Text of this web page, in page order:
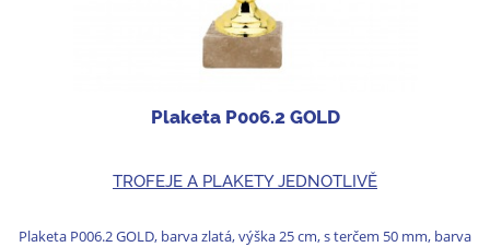
Plaketa P006.2 GOLD
TROFEJE A PLAKETY JEDNOTLIVĚ
Plaketa P006.2 GOLD, barva zlatá, výška 25 cm, s terčem 50 mm, barva